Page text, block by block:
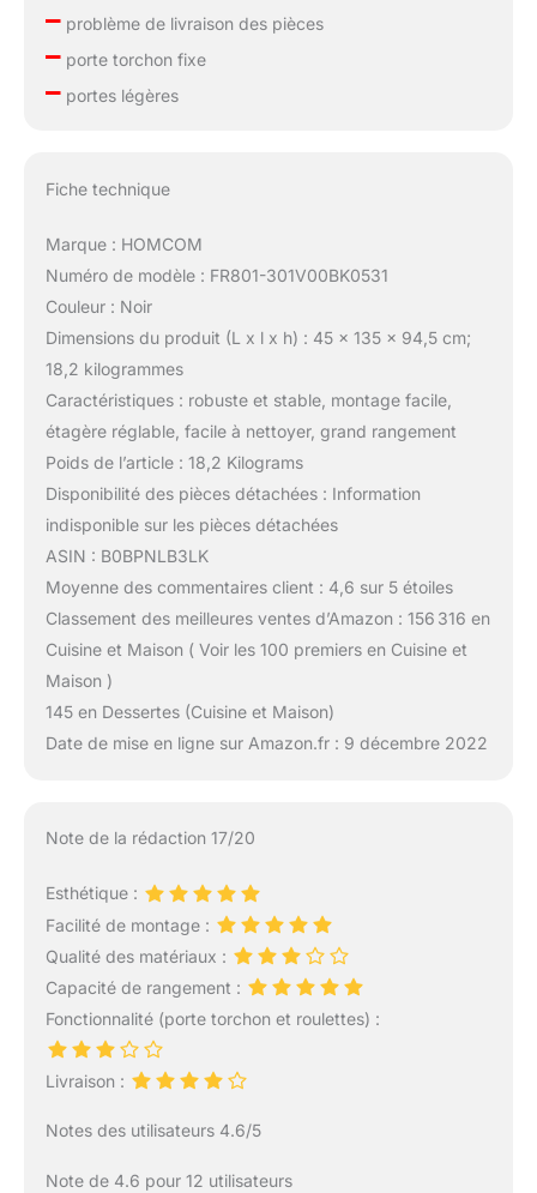
–problème de livraison des pièces
–porte torchon fixe
–portes légères
Fiche technique
Marque : HOMCOM
Numéro de modèle : FR801-301V00BK0531
Couleur : Noir
Dimensions du produit (L x l x h) : 45 x 135 x 94,5 cm;
18,2 kilogrammes
Caractéristiques : robuste et stable, montage facile,
étagère réglable, facile à nettoyer, grand rangement
Poids de l’article : 18,2 Kilograms
Disponibilité des pièces détachées : Information
indisponible sur les pièces détachées
ASIN : B0BPNLB3LK
Moyenne des commentaires client : 4,6 sur 5 étoiles
Classement des meilleures ventes d’Amazon : 156 316 en
Cuisine et Maison ( Voir les 100 premiers en Cuisine et
Maison )
145 en Dessertes (Cuisine et Maison)
Date de mise en ligne sur Amazon.fr : 9 décembre 2022
Note de la rédaction 17/20
Esthétique :
Facilité de montage :
Qualité des matériaux :
Capacité de rangement :
Fonctionnalité (porte torchon et roulettes) :
Livraison :
Notes des utilisateurs 4.6/5
Note de 4.6 pour 12 utilisateurs